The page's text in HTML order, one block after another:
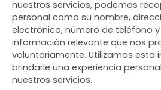
nuestros servicios, podemos
personal como su nombre,
electrónico, número de teléfono
información relevante que nos
voluntariamente. Utilizamos esta
brindarle una experiencia
nuestros servicios.